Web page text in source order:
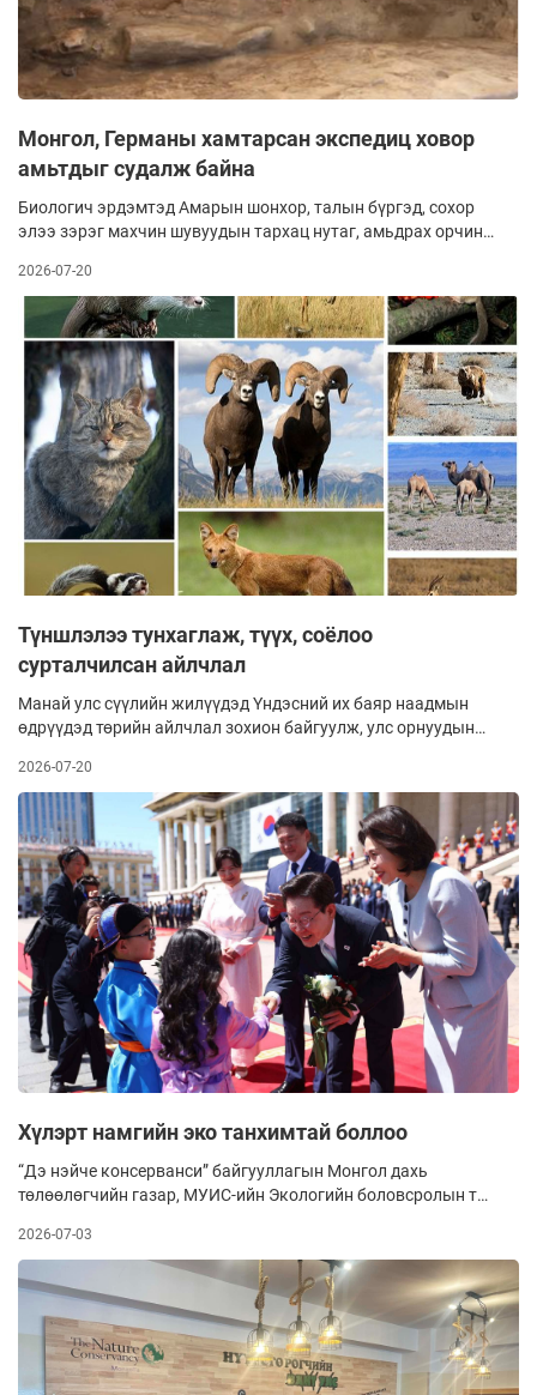
Монгол, Германы хамтарсан экспедиц ховор
амьтдыг судалж байна
Биологич эрдэмтэд Амарын шонхор, талын бүргэд, сохор
элээ зэрэг махчин шувуудын тархац нутаг, амьдрах орчин,
судалж байна. Үүний үр дүнд ховордсон амьтдыг устах
аюулаас авраад зогсохгүй Монгол оронд хэрэгжүүлж буй
ойжуулах, нөхөн сэргээх ажлуудын нөлөөг бодитоор,
баримт судалгаатайгаар үнэлэх боломж бүрдэх гэнэ. Учир
нь ойн сан, ногоон бүс нь уур амьсгал, усны нөөц, хөрсний
чийгшлийн тэнцвэрт байдлыг хангахаас гадна шувууд өсөж
үржих, өндөглөн зусах таатай орчин болдог ажээ.
2026-07-20
Түншлэлээ тунхаглаж, түүх, соёлоо
сурталчилсан айлчлал
Манай улс сүүлийн жилүүдэд Үндэсний их баяр наадмын
өдрүүдэд төрийн айлчлал зохион байгуулж, улс орнуудын
уламжлалтай болоод байгаа. Өнгөрсөн оны наадмаар Япон
Улсын Цог жавхлант эзэн хаан Нарүхито, Хатан хаан
Масако, түүний өмнөх жилд Бутаны Хаант Улсын Цог
жавхлант хаан Жигмэ Гэсэр Намжил Ванчук гэр бүлийн
гишүүдийн хамт зочилсон бол энэ удаа БНСУ-ын
Ерөнхийлөгч И Жэ Мён, гэргий Ким Хе Гёны хамт
долоодугаар сарын 9-11-нд төрийн айлчлал хийлээ. Энэ нь
сүүлийн 15 жилийн хугацаанд Өмнөд Солонгосын Төрийн
тэргүүний хувиар Монгол Улсад хийсэн анхны төрийн
айлчлал гэдгээрээ түүхэнд тэмдэглэгдэн үлдэв.
2026-07-20
Хүлэрт намгийн эко танхимтай боллоо
“Дэ нэйче консерванси” байгууллагын Монгол дахь
төлөөлөгчийн газар, МУИС-ийн Экологийн боловсролын төв
боловсролын сургуульд хүлэрт намгийн танин мэдэхүйн
эко танхим байгуулжээ.
2026-07-03